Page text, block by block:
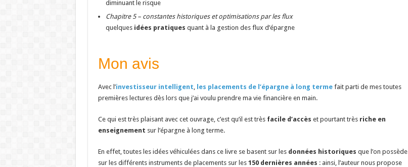
diminuant le risque
Chapitre 5 – constantes historiques et optimisations par les flux
quelques idées pratiques quant à la gestion des flux d’épargne
Mon avis
Avec l’investisseur intelligent, les placements de l’épargne à long termefait parti de mes toutes
premières lectures dès lors que j’ai voulu prendre ma vie financière en main.
Ce qui est très plaisant avec cet ouvrage, c’est qu’il est très facile d’accès et pourtant très riche en
enseignement sur l’épargne à long terme.
En effet, toutes les idées véhiculées dans ce livre se basent sur les données historiques que l’on possède
sur les différents instruments de placements sur les 150 dernières années : ainsi, l’auteur nous propose